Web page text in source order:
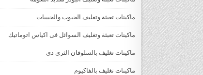
ماكينات تعبئة وتغليف الحبوب والحبيبات
ماكينات تعبئة وتغليف السوائل فى اكياس اتوماتيك
ماكينات تغليف بالسلوفان الثري دي
ماكينات تغليف بالفاكيوم